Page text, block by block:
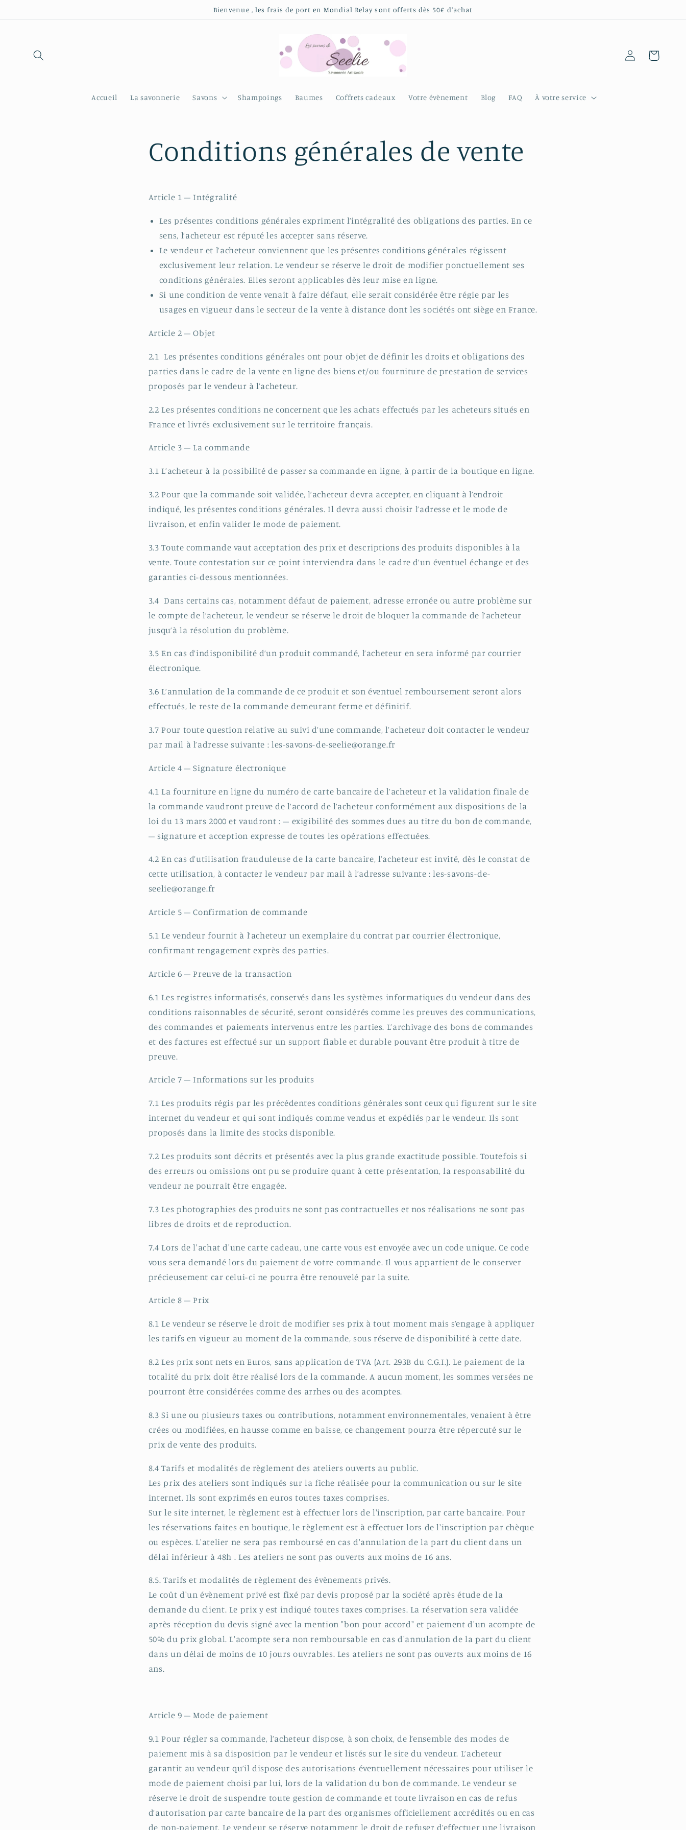
Bienvenue , les frais de port en Mondial Relay sont offerts dès 50€ d'achat
Accueil La savonnerie Savons Shampoings Baumes Coffrets cadeaux Votre évènement Blog FAQ À votre service
ConnexionPanier
Conditions générales de vente
Article 1 – Intégralité
Les présentes conditions générales expriment l’intégralité des obligations des parties. En ce
sens, l’acheteur est réputé les accepter sans réserve.
Le vendeur et l’acheteur conviennent que les présentes conditions générales régissent
exclusivement leur relation. Le vendeur se réserve le droit de modifier ponctuellement ses
conditions générales. Elles seront applicables dès leur mise en ligne.
Si une condition de vente venait à faire défaut, elle serait considérée être régie par les
usages en vigueur dans le secteur de la vente à distance dont les sociétés ont siège en France.
Article 2 – Objet
2.1 Les présentes conditions générales ont pour objet de définir les droits et obligations des
parties dans le cadre de la vente en ligne des biens et/ou fourniture de prestation de services
proposés par le vendeur à l’acheteur.
2.2 Les présentes conditions ne concernent que les achats effectués par les acheteurs situés en
France et livrés exclusivement sur le territoire français.
Article 3 – La commande
3.1 L’acheteur à la possibilité de passer sa commande en ligne, à partir de la boutique en ligne.
3.2 Pour que la commande soit validée, l’acheteur devra accepter, en cliquant à l’endroit
indiqué, les présentes conditions générales. Il devra aussi choisir l’adresse et le mode de
livraison, et enfin valider le mode de paiement.
3.3 Toute commande vaut acceptation des prix et descriptions des produits disponibles à la
vente. Toute contestation sur ce point interviendra dans le cadre d’un éventuel échange et des
garanties ci-dessous mentionnées.
3.4 Dans certains cas, notamment défaut de paiement, adresse erronée ou autre problème sur
le compte de l’acheteur, le vendeur se réserve le droit de bloquer la commande de l’acheteur
jusqu’à la résolution du problème.
3.5 En cas d’indisponibilité d’un produit commandé, l’acheteur en sera informé par courrier
électronique.
3.6 L’annulation de la commande de ce produit et son éventuel remboursement seront alors
effectués, le reste de la commande demeurant ferme et définitif.
3.7 Pour toute question relative au suivi d’une commande, l’acheteur doit contacter le vendeur
par mail à l’adresse suivante : les-savons-de-seelie@orange.fr
Article 4 – Signature électronique
4.1 La fourniture en ligne du numéro de carte bancaire de l’acheteur et la validation finale de
la commande vaudront preuve de l’accord de l’acheteur conformément aux dispositions de la
loi du 13 mars 2000 et vaudront : – exigibilité des sommes dues au titre du bon de commande,
– signature et acception expresse de toutes les opérations effectuées.
4.2 En cas d’utilisation frauduleuse de la carte bancaire, l’acheteur est invité, dès le constat de
cette utilisation, à contacter le vendeur par mail à l’adresse suivante : les-savons-de-
seelie@orange.fr
Article 5 – Confirmation de commande
5.1 Le vendeur fournit à l’acheteur un exemplaire du contrat par courrier électronique,
confirmant rengagement exprès des parties.
Article 6 – Preuve de la transaction
6.1 Les registres informatisés, conservés dans les systèmes informatiques du vendeur dans des
conditions raisonnables de sécurité, seront considérés comme les preuves des communications,
des commandes et paiements intervenus entre les parties. L’archivage des bons de commandes
et des factures est effectué sur un support fiable et durable pouvant être produit à titre de
preuve.
Article 7 – Informations sur les produits
7.1 Les produits régis par les précédentes conditions générales sont ceux qui figurent sur le site
internet du vendeur et qui sont indiqués comme vendus et expédiés par le vendeur. Ils sont
proposés dans la limite des stocks disponible.
7.2 Les produits sont décrits et présentés avec la plus grande exactitude possible. Toutefois si
des erreurs ou omissions ont pu se produire quant à cette présentation, la responsabilité du
vendeur ne pourrait être engagée.
7.3 Les photographies des produits ne sont pas contractuelles et nos réalisations ne sont pas
libres de droits et de reproduction.
7.4 Lors de l'achat d'une carte cadeau, une carte vous est envoyée avec un code unique. Ce code
vous sera demandé lors du paiement de votre commande. Il vous appartient de le conserver
précieusement car celui-ci ne pourra être renouvelé par la suite.
Article 8 – Prix
8.1 Le vendeur se réserve le droit de modifier ses prix à tout moment mais s’engage à appliquer
les tarifs en vigueur au moment de la commande, sous réserve de disponibilité à cette date.
8.2 Les prix sont nets en Euros, sans application de TVA (Art. 293B du C.G.I.). Le paiement de la
totalité du prix doit être réalisé lors de la commande. A aucun moment, les sommes versées ne
pourront être considérées comme des arrhes ou des acomptes.
8.3 Si une ou plusieurs taxes ou contributions, notamment environnementales, venaient à être
crées ou modifiées, en hausse comme en baisse, ce changement pourra être répercuté sur le
prix de vente des produits.
8.4 Tarifs et modalités de règlement des ateliers ouverts au public.
Les prix des ateliers sont indiqués sur la fiche réalisée pour la communication ou sur le site
internet. Ils sont exprimés en euros toutes taxes comprises.
Sur le site internet, le règlement est à effectuer lors de l'inscription, par carte bancaire. Pour
les réservations faites en boutique, le règlement est à effectuer lors de l'inscription par chèque
ou espèces. L'atelier ne sera pas remboursé en cas d'annulation de la part du client dans un
délai inférieur à 48h . Les ateliers ne sont pas ouverts aux moins de 16 ans.
8.5. Tarifs et modalités de règlement des évènements privés.
Le coût d'un évènement privé est fixé par devis proposé par la société après étude de la
demande du client. Le prix y est indiqué toutes taxes comprises. La réservation sera validée
après réception du devis signé avec la mention "bon pour accord" et paiement d'un acompte de
50% du prix global. L'acompte sera non remboursable en cas d'annulation de la part du client
dans un délai de moins de 10 jours ouvrables. Les ateliers ne sont pas ouverts aux moins de 16
ans.
Article 9 – Mode de paiement
9.1 Pour régler sa commande, l’acheteur dispose, à son choix, de l’ensemble des modes de
paiement mis à sa disposition par le vendeur et listés sur le site du vendeur. L’acheteur
garantit au vendeur qu’il dispose des autorisations éventuellement nécessaires pour utiliser le
mode de paiement choisi par lui, lors de la validation du bon de commande. Le vendeur se
réserve le droit de suspendre toute gestion de commande et toute livraison en cas de refus
d’autorisation par carte bancaire de la part des organismes officiellement accrédités ou en cas
de non-paiement. Le vendeur se réserve notamment le droit de refuser d’effectuer une livraison